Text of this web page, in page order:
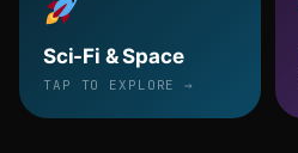
Sci-Fi & Space
TAP TO EXPLORE →